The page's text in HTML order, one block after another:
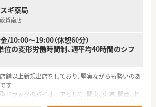
活躍中】
に耳を傾け、親身になって健康上の悩みを解決しよ
に追われるだけでなく、最新の医療知識や服薬指導
積極的に学ぼうとする向上心の高い方です。
ッフと円滑にコミュニケーションを取り、チームワ
ギ薬局
賀南店
/10:00～19:00（休憩60分）
の変形労働時間制、週平均40時間のシフ
舗以上新規出店をしており、堅実ながらも勢いのあ
す
ドラッグのパイオニアとして、関東、東海、関西、北